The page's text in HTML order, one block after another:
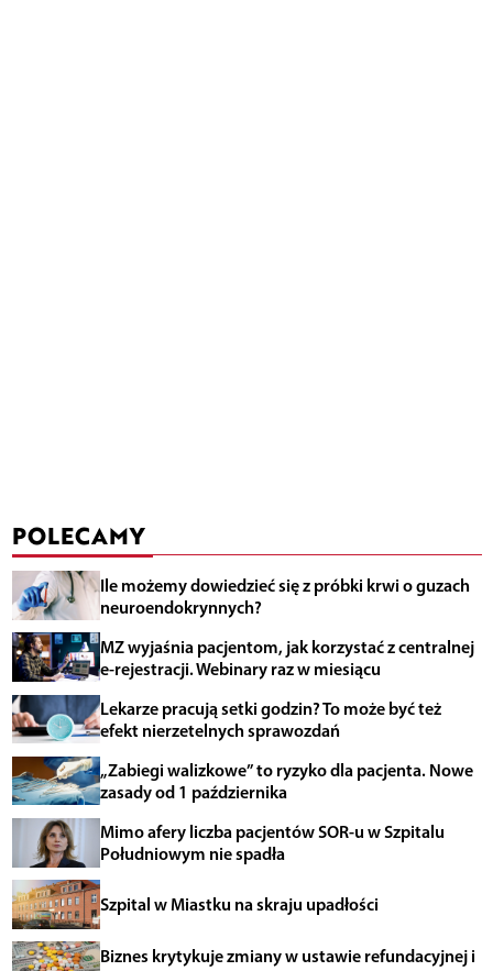
POLECAMY
Ile możemy dowiedzieć się z próbki krwi o guzach
neuroendokrynnych?
MZ wyjaśnia pacjentom, jak korzystać z centralnej
e-rejestracji. Webinary raz w miesiącu
Lekarze pracują setki godzin? To może być też
efekt nierzetelnych sprawozdań
„Zabiegi walizkowe” to ryzyko dla pacjenta. Nowe
zasady od 1 października
Mimo afery liczba pacjentów SOR-u w Szpitalu
Południowym nie spadła
Szpital w Miastku na skraju upadłości
Biznes krytykuje zmiany w ustawie refundacyjnej i